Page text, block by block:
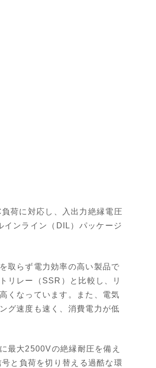
荷に対応し、入出力絶縁電圧
インライン（DIL）パッケージ
取らず電力効率の高い製品で
リレー（SSR）と比較し、リ
くなっています。また、電気
グ速度も速く、消費電力が低
最大2500Vの絶縁耐圧を備え
と負荷を切り替える過酷な環